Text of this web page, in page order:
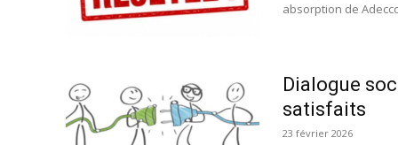
absorption de
Dialogue
satisfaits
23 février 2026